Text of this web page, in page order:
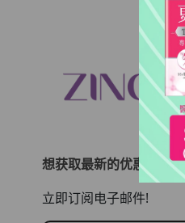
想获取最新的优惠资讯？
立即订阅电子邮件!